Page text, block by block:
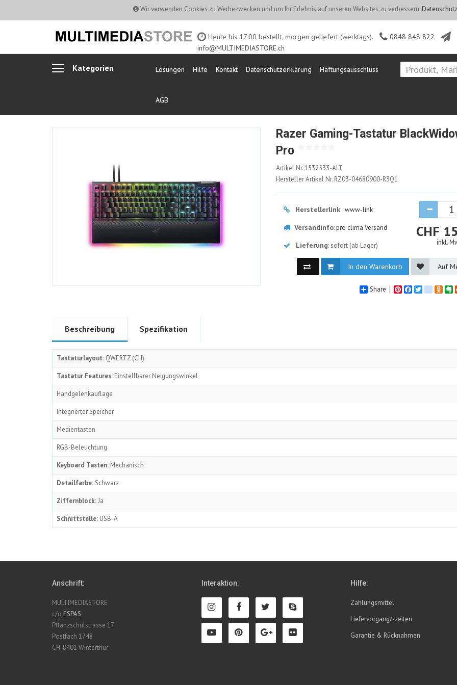
Wir verwenden Cookies zu Werbezwecken und um Ihr Erlebnis auf unseren Websites zu verbessern.
Heute bis 17:00 bestellt, morgen geliefert (werktags).
0848 848 822
info@MULTIMEDIASTORE.ch
Kategorien Lösungen Hilfe Kontakt Datenschutzerklärung Haftungsausschluss
AGB
Razer Gaming-Tastatur
Pro
1532533-
ALT
Artikel Nr.1532533-ALT
Hersteller Artikel Nr. RZ03-04680900-R3Q1
Herstellerlink :www-link
Versandinfo:pro clima Versand
Lieferung: sofort (ab Lager)
CHF
inkl.
In den Warenkorb Auf
Share PinterestFacebook
Twitter
Beschreibung Spezifikation
Tastaturlayout: QWERTZ (CH)
Tastatur Features: Einstellbarer Neigungswinkel
Handgelenkauflage
Integrierter Speicher
Medientasten
RGB-Beleuchtung
Keyboard Tasten: Mechanisch
Detailfarbe:Schwarz
Ziffernblock:Ja
Schnittstelle: USB-A
Anschrift:
MULTIMEDIASTORE
c/o ESPAS
Pflanzschulstrasse 17
Postfach 1748
CH-8401 Winterthur
Interaktion: Hilfe:
Zahlungsmittel
Liefervorgang/-zeiten
Garantie & Rücknahmen